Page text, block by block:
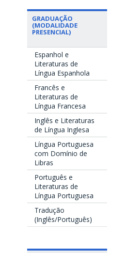
GRADUAÇÃO
(MODALIDADE
PRESENCIAL)
Espanhol e
Literaturas de
Língua Espanhola
Francês e
Literaturas de
Língua Francesa
Inglês e Literaturas
de Língua Inglesa
Língua Portuguesa
com Domínio de
Libras
Português e
Literaturas de
Língua Portuguesa
Tradução
(Inglês/Português)